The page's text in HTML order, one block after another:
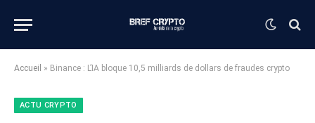
Accueil » Binance : L’IA bloque 10,5 milliards de dollars de fraudes crypto
ACTU CRYPTO